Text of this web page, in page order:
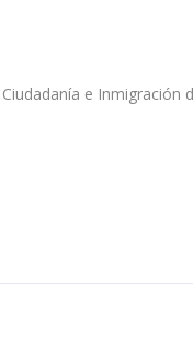
e Inmigración